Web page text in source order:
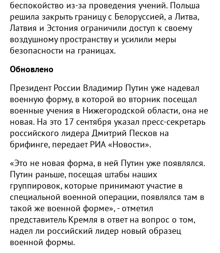
беспокойство из-за проведения учений. Польша
решила закрыть границу с Белоруссией, а Литва,
Латвия и Эстония ограничили доступ к своему
воздушному пространству и усилили меры
безопасности на границах.
Обновлено
Президент России Владимир Путин уже надевал
военную форму, в которой во вторник посещал
военные учения в Нижегородской области, она не
новая. На это 17 сентября указал пресс-секретарь
российского лидера Дмитрий Песков на
брифинге, передает РИА «Новости».
«Это не новая форма, в ней Путин уже появлялся.
Путин раньше, посещая штабы наших
группировок, которые принимают участие в
специальной военной операции, появлялся там в
такой же военной форме», - отметил
представитель Кремля в ответ на вопрос о том,
надел ли российский лидер новый образец
военной формы.